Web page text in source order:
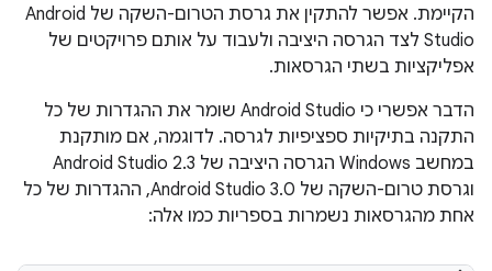
הקיימת. אפשר להתקין את גרסת הטרום-השקה של Android
Studio לצד הגרסה היציבה ולעבוד על אותם פרויקטים של
אפליקציות בשתי הגרסאות.
הדבר אפשרי כי Android Studio שומר את ההגדרות של כל
התקנה בתיקיות ספציפיות לגרסה. לדוגמה, אם מותקנת
במחשב Windows הגרסה היציבה של Android Studio 2.3
וגרסת טרום-השקה של Android Studio 3.0, ההגדרות של כל
אחת מהגרסאות נשמרות בספריות כמו אלה: